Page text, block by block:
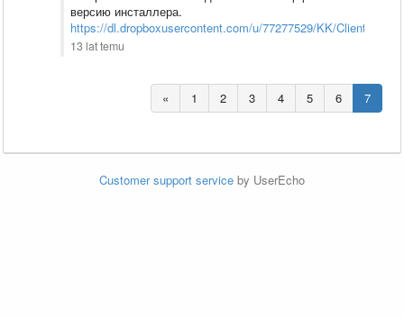
версию инсталлера.
https://dl.dropboxusercontent.com/u/77277529/KK/
13 lat temu
« 1 2 3 4 5 6 7
Customer support service by UserEcho